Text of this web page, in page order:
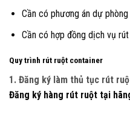
Cần có phương án dự
Cần có hợp đồng dịch vụ
Quy trình rút ruột container
1. Đăng ký làm thủ tục rút
Đăng ký hàng rút ruột tại